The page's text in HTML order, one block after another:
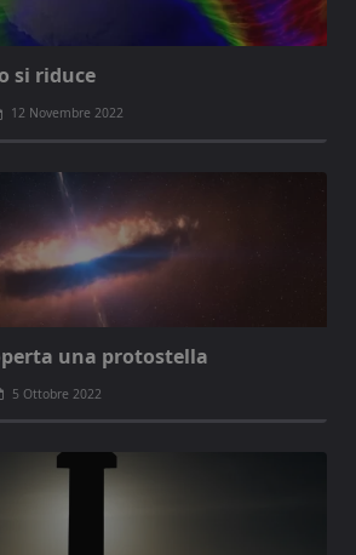
si riduce
12 Novembre 2022
una protostella
5 Ottobre 2022